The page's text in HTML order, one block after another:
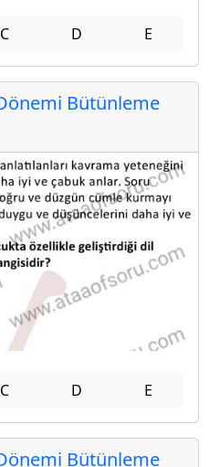
C D E
Bütünleme
C D E
Bütünleme